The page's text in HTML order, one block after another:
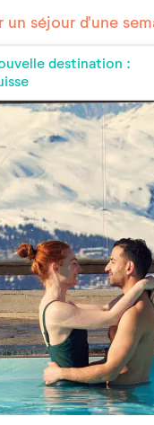
un séjour d'une
destination :